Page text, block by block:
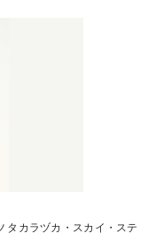
カラヅカ・スカイ・ステ